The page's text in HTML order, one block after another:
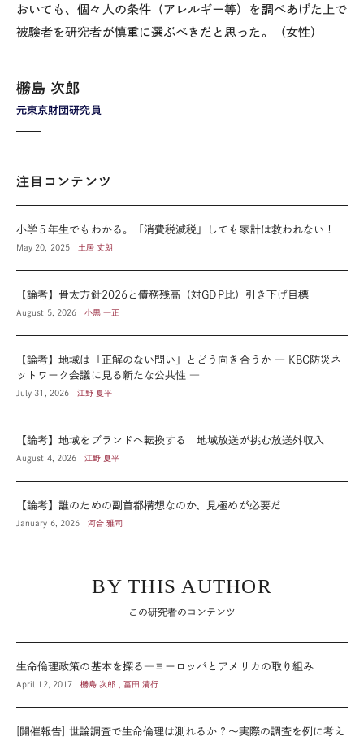
おいても、個々人の条件（アレルギー等）を調べあげた上で
被験者を研究者が慎重に選ぶべきだと思った。（女性）
元東京財団研究員
橳島 次郎
注目コンテンツ
小学５年生でもわかる。「消費税減税」しても家計は救われない！
May 20, 2025 土居 丈朗
【論考】骨太方針2026と債務残高（対GDP比）引き下げ目標
August 5, 2026 小黒 一正
【論考】地域は「正解のない問い」とどう向き合うか ― KBC防災ネ
ットワーク会議に見る新たな公共性 ―
July 31, 2026 江野 夏平
【論考】地域をブランドへ転換する 地域放送が挑む放送外収入
August 4, 2026 江野 夏平
【論考】誰のための副首都構想なのか、見極めが必要だ
January 6, 2026 河合 雅司
BY THIS AUTHOR
この研究者のコンテンツ
生命倫理政策の基本を探る―ヨーロッパとアメリカの取り組み
April 12, 2017 橳島 次郎 , 冨田 清行
[開催報告] 世論調査で生命倫理は測れるか？～実際の調査を例に考え